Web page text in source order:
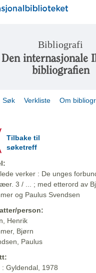
Bibliografi
Den internasjonale
bibliografien
Søk Verkliste Om
Tilbake til
søketreff
verker : De unges
3 / ... ; med etterord av
og Paulus Svendsen
person:
Henrik
Bjørn
Paulus
: Gyldendal, 1978